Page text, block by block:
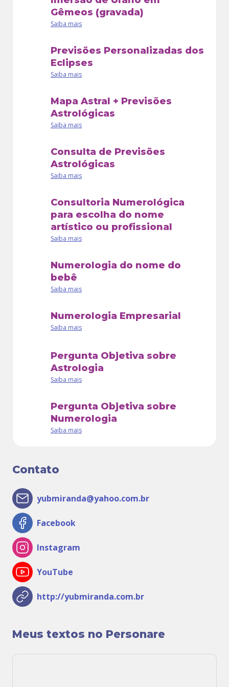
Meus textos no Personare
Gêmeos (gravada)
Saiba mais
Previsões Personalizadas dos
Eclipses
Saiba mais
Mapa Astral + Previsões
Astrológicas
Saiba mais
Consulta de Previsões
Astrológicas
Saiba mais
Consultoria Numerológica
para escolha do nome
artístico ou profissional
Saiba mais
Numerologia do nome do
bebê
Saiba mais
Numerologia Empresarial
Saiba mais
Pergunta Objetiva sobre
Astrologia
Saiba mais
Pergunta Objetiva sobre
Numerologia
Saiba mais
Contato
yubmiranda@yahoo.com.br
Facebook
Instagram
YouTube
http://yubmiranda.com.br